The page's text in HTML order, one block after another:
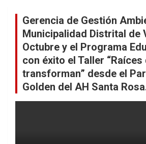
Gerencia de Gestión
Municipalidad Distrital de
Octubre y el Programa
con éxito el Taller “Raíces
transforman” desde el
Golden del AH Santa